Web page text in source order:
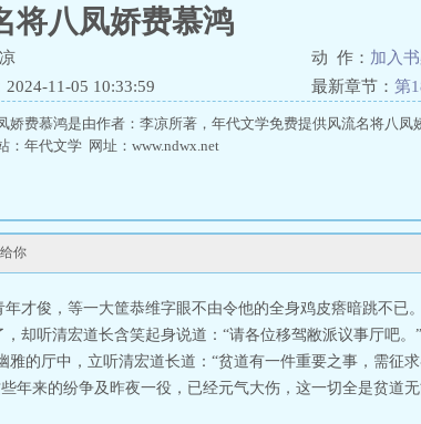
将八凤娇费慕鸿
动 作： 加入
11-05 10:33:59
最新章节： 第
娇费慕鸿是由作者：李凉所著，年代文学免费提供风流名将八凤
：年代文学 网址：www.ndwx.net
你
才俊，等一大筐恭维字眼不由令他的全身鸡皮瘩暗跳不已
却听清宏道长含笑起身说道：“请各位移驾敝派议事厅吧
雅的厅中，立听清宏道长道：“贫道有一件重要之事，需征
年来的纷争及昨夜一役，已经元气大伤，这一切全是贫道